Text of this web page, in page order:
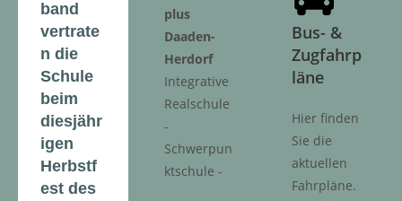
plus
Daaden-
Herdorf
Integrative
Realschule
-
Schwerpun
ktschule -
band
vertrate
n die
Schule
beim
diesjähr
igen
Herbstf
est des
Bus- &
Zugfahrp
läne
Hier finden
Sie die
aktuellen
Fahrpläne.